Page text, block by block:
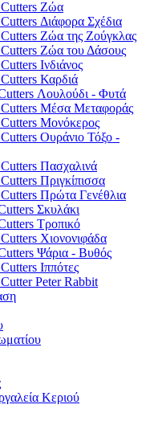
Ζώα
Διάφορα Σχέδια
Ζώα της Ζούγκλας
Ζώα του Δάσους
Ινδιάνος
Καρδιά
Λουλούδι - Φυτά
Μέσα Μεταφοράς
Μονόκερος
Ουράνιο Τόξο -
Πασχαλινά
Πριγκίπισσα
Πρώτα Γενέθλια
Σκυλάκι
Τροπικό
Χιονονιφάδα
Ψάρια - Βυθός
Ιππότες
Peter Rabbit
Κεριού